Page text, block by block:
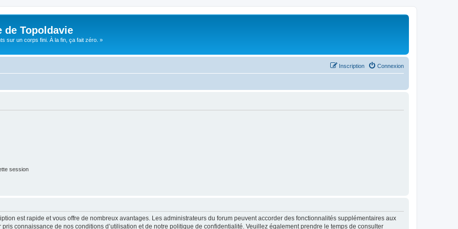
de Topoldavie
sur un corps fini. À la fin, ça fait zéro. »
Connexion
Inscription
session
est rapide et vous offre de nombreux avantages. Les administrateurs du forum peuvent accorder des fonctionnalités supplémentaires aux
connaissance de nos conditions d’utilisation et de notre politique de confidentialité. Veuillez également prendre le temps de consulter